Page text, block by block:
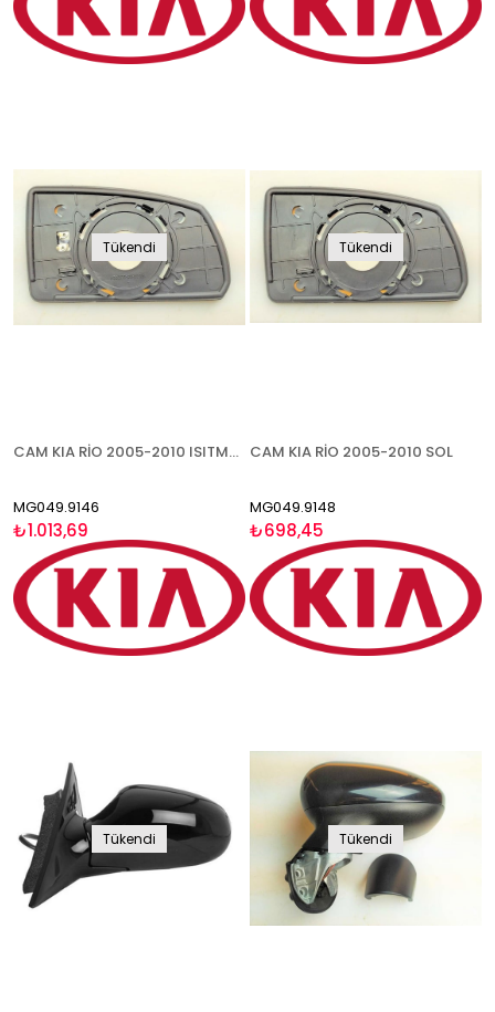
Tükendi
CAM KIA RİO 2005-2010 ISITMALI SOL
MG049.9146
₺1.013,69
Tükendi
CAM KIA RİO 2005-2010 SOL
MG049.9148
₺698,45
Tükendi Tükendi